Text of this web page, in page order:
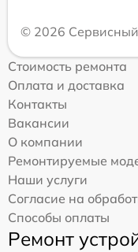
© 2026
Стоимость ремонта
Оплата и доставка
Контакты
Вакансии
О компании
Ремонтируемые
Наши услуги
Согласие на
Способы оплаты
Ремонт